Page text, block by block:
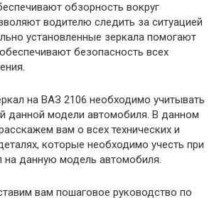
обзорность вокруг
водителю следить за ситуацией
установленные зеркала помогают
безопасность всех
на ВАЗ 2106 необходимо учитывать
данной модели автомобиля. В данном
вам о всех технических и
которые необходимо учесть при
на данную модель автомобиля.
вам пошаговое руководство по